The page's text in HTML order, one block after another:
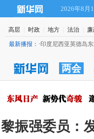
2026年8月
高层 时政 地方 法治
最新播报： ·印度尼西亚英德岛
两会
黎振强委员：